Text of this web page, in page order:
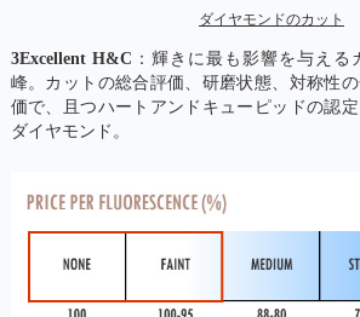
ダイヤモンドのカット
3Excellent H&C ：輝きに最も影響を与え
峰。カットの総合評価、研磨状態、対称性
価で、且つハートアンドキューピッドの認
ダイヤモンド。